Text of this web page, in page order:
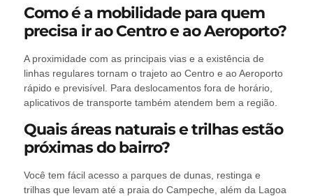
Como é a mobilidade para quem
precisa ir ao Centro e ao Aeroporto?
A proximidade com as principais vias e a existência de
linhas regulares tornam o trajeto ao Centro e ao Aeroporto
rápido e previsível. Para deslocamentos fora de horário,
aplicativos de transporte também atendem bem a região.
Quais áreas naturais e trilhas estão
próximas do bairro?
Você tem fácil acesso a parques de dunas, restinga e
trilhas que levam até a praia do Campeche, além da Lagoa